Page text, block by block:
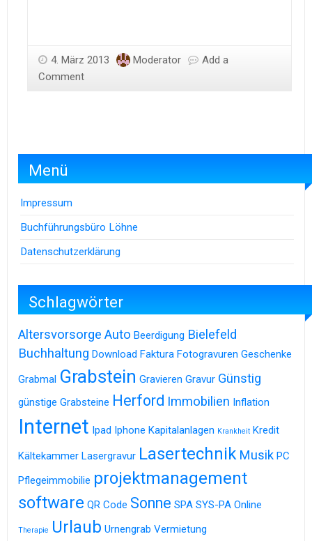
4. März 2013 Moderator
Add a
Comment
Menü
Impressum
Buchführungsbüro Löhne
Datenschutzerklärung
Schlagwörter
Altersvorsorge Auto Beerdigung Bielefeld
Buchhaltung Download Faktura Fotogravuren Geschenke
Grabmal Grabstein Gravieren Gravur Günstig
günstige Grabsteine Herford Immobilien Inflation
Internet Ipad Iphone Kapitalanlagen Krankheit Kredit
Kältekammer Lasergravur Lasertechnik Musik PC
Pflegeimmobilie projektmanagement
software QR Code Sonne SPA SYS-PA Online
Therapie Urlaub Urnengrab Vermietung